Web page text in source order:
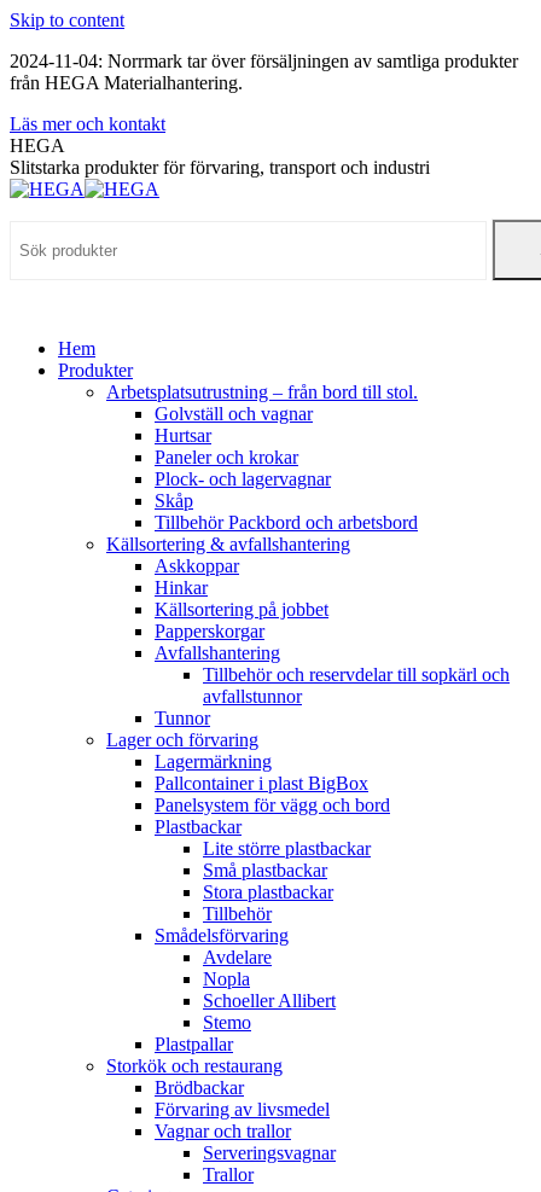
Skip to content
2024-11-04: Norrmark tar över försäljningen av samtliga produkter
från HEGA Materialhantering.
Läs mer och kontakt
HEGA
Slitstarka produkter för förvaring, transport och industri
Hem
Produkter
Arbetsplatsutrustning – från bord till stol.
Golvställ och vagnar
Hurtsar
Paneler och krokar
Plock- och lagervagnar
Skåp
Tillbehör Packbord och arbetsbord
Källsortering & avfallshantering
Askkoppar
Hinkar
Källsortering på jobbet
Papperskorgar
Avfallshantering
Tillbehör och reservdelar till sopkärl och
avfallstunnor
Tunnor
Lager och förvaring
Lagermärkning
Pallcontainer i plast BigBox
Panelsystem för vägg och bord
Plastbackar
Lite större plastbackar
Små plastbackar
Stora plastbackar
Tillbehör
Smådelsförvaring
Avdelare
Nopla
Schoeller Allibert
Stemo
Plastpallar
Storkök och restaurang
Brödbackar
Förvaring av livsmedel
Vagnar och trallor
Serveringsvagnar
Trallor